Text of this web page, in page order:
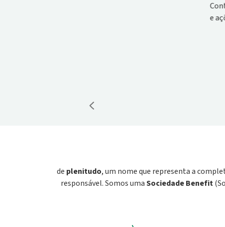
Contamos os resultados e os objetivos
de plenitudo, um nome que representa a
responsável. Somos umaSociedade Benefit